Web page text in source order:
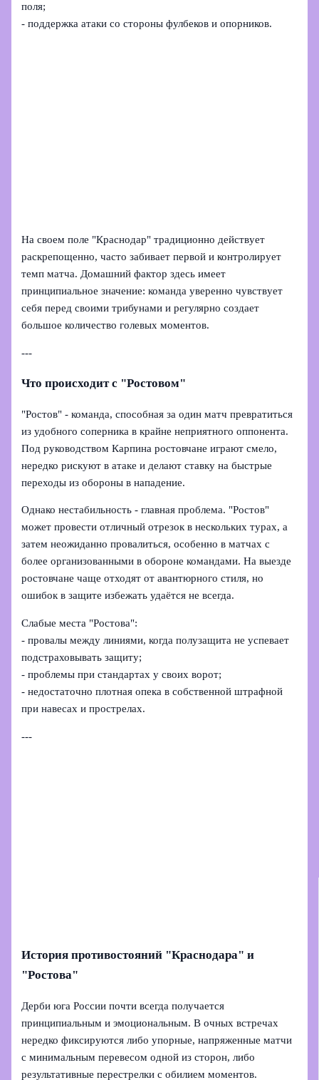
поля;
- поддержка атаки со стороны фулбеков и опорников.
На своем поле "Краснодар" традиционно действует
раскрепощенно, часто забивает первой и контролирует
темп матча. Домашний фактор здесь имеет
принципиальное значение: команда уверенно чувствует
себя перед своими трибунами и регулярно создает
большое количество голевых моментов.
---
Что происходит с "Ростовом"
"Ростов" - команда, способная за один матч превратиться
из удобного соперника в крайне неприятного оппонента.
Под руководством Карпина ростовчане играют смело,
нередко рискуют в атаке и делают ставку на быстрые
переходы из обороны в нападение.
Однако нестабильность - главная проблема. "Ростов"
может провести отличный отрезок в нескольких турах, а
затем неожиданно провалиться, особенно в матчах с
более организованными в обороне командами. На выезде
ростовчане чаще отходят от авантюрного стиля, но
ошибок в защите избежать удаётся не всегда.
Слабые места "Ростова":
- провалы между линиями, когда полузащита не успевает
подстраховывать защиту;
- проблемы при стандартах у своих ворот;
- недостаточно плотная опека в собственной штрафной
при навесах и прострелах.
---
История противостояний "Краснодара" и
"Ростова"
Дерби юга России почти всегда получается
принципиальным и эмоциональным. В очных встречах
нередко фиксируются либо упорные, напряженные матчи
с минимальным перевесом одной из сторон, либо
результативные перестрелки с обилием моментов.